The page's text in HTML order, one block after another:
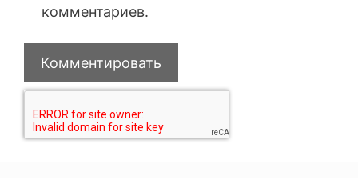
комментариев.